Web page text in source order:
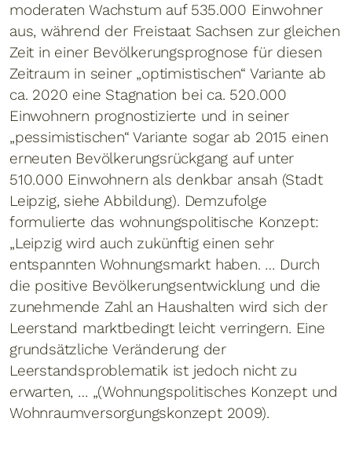
moderaten Wachstum auf 535.000 Einwohner
aus, während der Freistaat Sachsen zur gleichen
Zeit in einer Bevölkerungsprognose für diesen
Zeitraum in seiner „optimistischen“ Variante ab
ca. 2020 eine Stagnation bei ca. 520.000
Einwohnern prognostizierte und in seiner
„pessimistischen“ Variante sogar ab 2015 einen
erneuten Bevölkerungsrückgang auf unter
510.000 Einwohnern als denkbar ansah (Stadt
Leipzig, siehe Abbildung). Demzufolge
formulierte das wohnungspolitische Konzept:
„Leipzig wird auch zukünftig einen sehr
entspannten Wohnungsmarkt haben. … Durch
die positive Bevölkerungsentwicklung und die
zunehmende Zahl an Haushalten wird sich der
Leerstand marktbedingt leicht verringern. Eine
grundsätzliche Veränderung der
Leerstandsproblematik ist jedoch nicht zu
erwarten, … „(Wohnungspolitisches Konzept und
Wohnraumversorgungskonzept 2009).